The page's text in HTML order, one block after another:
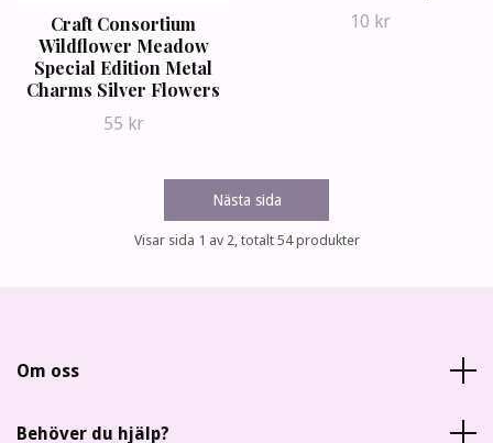
Craft Consortium
Wildflower Meadow
Special Edition Metal
Charms Silver Flowers
55 kr
10 kr
Nästa sida
Visar sida 1 av 2, totalt 54 produkter
Om oss
Behöver du hjälp?